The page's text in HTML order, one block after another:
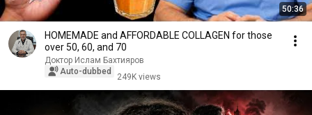
50:36
HOMEMADE and AFFORDABLE COLLAGEN for those
over 50, 60, and 70
Доктор Ислам Бахтияров
Auto-dubbed
249K views